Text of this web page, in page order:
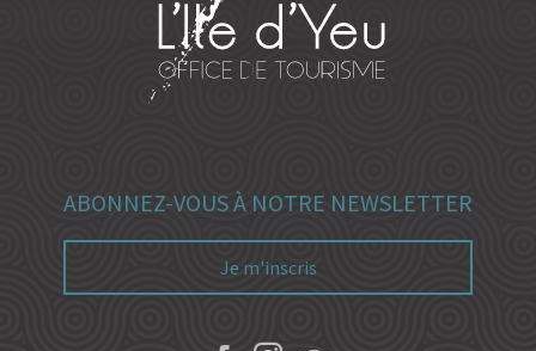
ABONNEZ-VOUS À NOTRE NEWSLETTER
Je m'inscris